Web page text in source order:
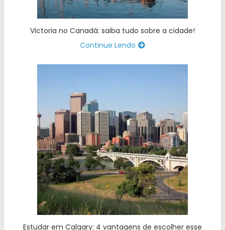
Victoria no Canadá: saiba tudo sobre a cidade!
Continue Lendo
Estudar em Calgary: 4 vantagens de escolher esse